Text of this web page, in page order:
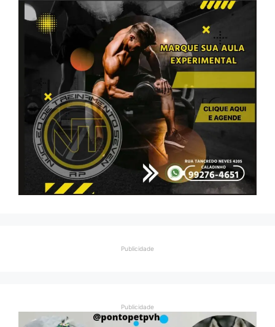
Publicidade
Publicidade